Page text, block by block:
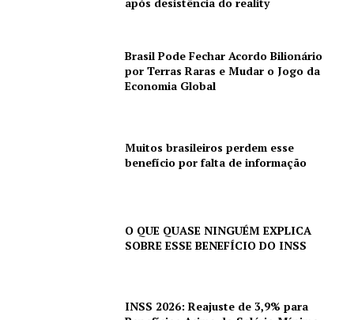
Brasil Pode Fechar Acordo Bilionário
por Terras Raras e Mudar o Jogo da
Economia Global
Muitos brasileiros perdem esse
benefício por falta de informação
O QUE QUASE NINGUÉM EXPLICA
SOBRE ESSE BENEFÍCIO DO INSS
INSS 2026: Reajuste de 3,9% para